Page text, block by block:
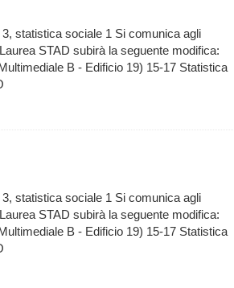
statistica sociale 1 Si comunica agli
STAD subirà la seguente modifica:
B - Edificio 19) 15-17 Statistica
statistica sociale 1 Si comunica agli
STAD subirà la seguente modifica:
B - Edificio 19) 15-17 Statistica